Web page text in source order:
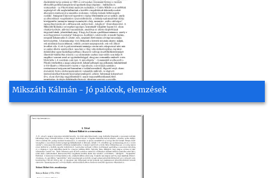
Mikszáth Kálmán - Jó palócok, elemzések